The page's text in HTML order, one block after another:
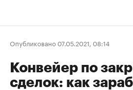
Опубликовано 07.05.2021, 08:14
Конвейер по
сделок: как